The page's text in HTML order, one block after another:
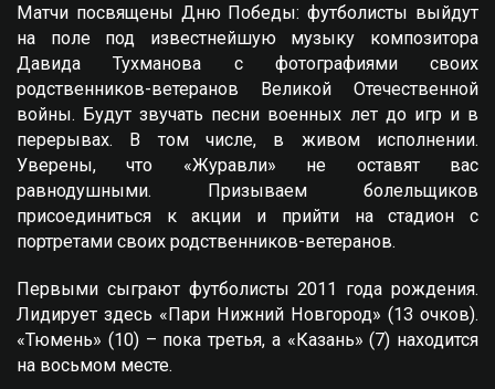
Матчи посвящены Дню Победы: футболисты выйдут
на поле под известнейшую музыку композитора
Давида Тухманова с фотографиями своих
родственников-ветеранов Великой Отечественной
войны. Будут звучать песни военных лет до игр и в
перерывах. В том числе, в живом исполнении.
Уверены, что «Журавли» не оставят вас
равнодушными. Призываем болельщиков
присоединиться к акции и прийти на стадион с
портретами своих родственников-ветеранов.
Первыми сыграют футболисты 2011 года рождения.
Лидирует здесь «Пари Нижний Новгород» (13 очков).
«Тюмень» (10) – пока третья, а «Казань» (7) находится
на восьмом месте.